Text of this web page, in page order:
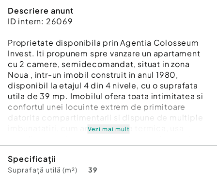
Descriere anunt
ID intern: 26069
Proprietate disponibila prin Agentia Colosseum
Invest. Iti propunem spre vanzare un apartament
cu 2 camere, semidecomandat, situat in zona
Noua , intr-un imobil construit in anul 1980,
disponibil la etajul 4 din 4 nivele, cu o suprafata
utila de 39 mp. Imobilul ofera toata intimitatea si
confortul unei locuinte extrem de primitoare
datorita compartimentarii si dispune de multiple
imbunatatiri, cum ar fi: centrala termica, usa
dispune, de asemenea, de un loc de parcare
concesionat. Imobilul este pozitionat intr-o zona
linistita, cu multiple facilitati precum: numeroase
Vezi mai mult
Specificații
Suprafață utilă (m²) 39